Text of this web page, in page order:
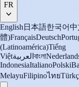
FR
English 日本語한국어中
體)FrançaisDeutsch
(Latinoamérica)Tiếng
Việtالعربية বাংলা
IndonesiaItalianoPolski
MelayuFilipinoไทย